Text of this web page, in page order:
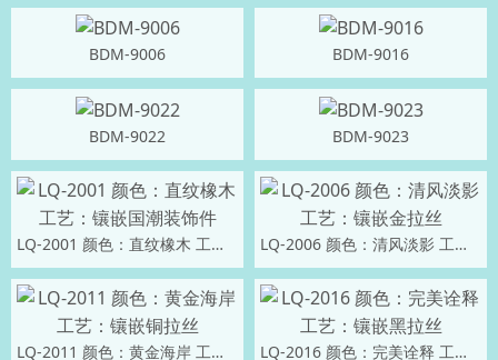
BDM-9006 BDM-9016
BDM-9022 BDM-9023
LQ-2001 颜色：直纹橡木 工艺：镶嵌国潮装饰件 LQ-2006 颜色：清风淡影 工艺：镶嵌金拉丝
LQ-2011 颜色：黄金海岸 工艺：镶嵌铜拉丝 LQ-2016 颜色：完美诠释 工艺：镶嵌黑拉丝